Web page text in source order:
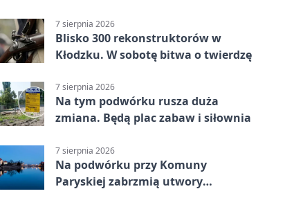
7 sierpnia 2026
Blisko 300 rekonstruktorów w
Kłodzku. W sobotę bitwa o twierdzę
7 sierpnia 2026
Na tym podwórku rusza duża
zmiana. Będą plac zabaw i siłownia
7 sierpnia 2026
Na podwórku przy Komuny
Paryskiej zabrzmią utwory